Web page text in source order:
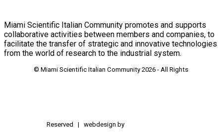
Miami Scientific Italian Community promotes and supports
collaborative activities between members and companies, to
facilitate the transfer of strategic and innovative technologies
from the world of research to the industrial system.
© Miami Scientific Italian Community 2026 - All Rights
Reserved | webdesign by